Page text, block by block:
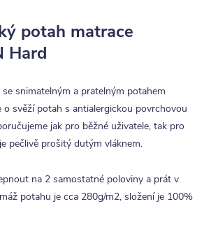
potah matrace
Hard
se snimatelným a pratelným potahem
o svěží potah s antialergickou povrchovou
jak pro běžné uživatele, tak pro
pečlivě prošitý dutým vláknem.
na 2 samostatné poloviny a prát v
potahu je cca 280g/m2, složení je 100%